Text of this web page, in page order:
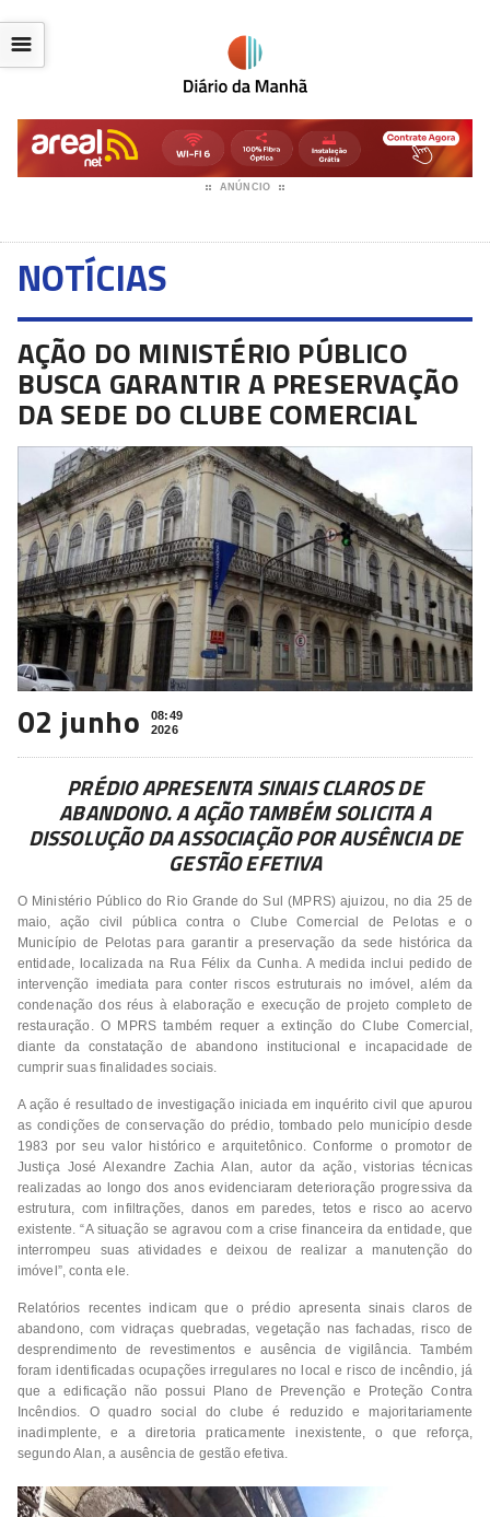
ANÚNCIO
☰
NOTÍCIAS
AÇÃO DO MINISTÉRIO PÚBLICO
BUSCA GARANTIR A PRESERVAÇÃO
DA SEDE DO CLUBE COMERCIAL
02 junho
08:49
2026
PRÉDIO APRESENTA SINAIS CLAROS DE
ABANDONO. A AÇÃO TAMBÉM SOLICITA A
DISSOLUÇÃO DA ASSOCIAÇÃO POR AUSÊNCIA DE
GESTÃO EFETIVA
O Ministério Público do Rio Grande do Sul (MPRS) ajuizou, no dia 25 de
maio, ação civil pública contra o Clube Comercial de Pelotas e o
Município de Pelotas para garantir a preservação da sede histórica da
entidade, localizada na Rua Félix da Cunha. A medida inclui pedido de
intervenção imediata para conter riscos estruturais no imóvel, além da
condenação dos réus à elaboração e execução de projeto completo de
restauração. O MPRS também requer a extinção do Clube Comercial,
diante da constatação de abandono institucional e incapacidade de
cumprir suas finalidades sociais.
A ação é resultado de investigação iniciada em inquérito civil que apurou
as condições de conservação do prédio, tombado pelo município desde
1983 por seu valor histórico e arquitetônico. Conforme o promotor de
Justiça José Alexandre Zachia Alan, autor da ação, vistorias técnicas
realizadas ao longo dos anos evidenciaram deterioração progressiva da
estrutura, com infiltrações, danos em paredes, tetos e risco ao acervo
existente. “A situação se agravou com a crise financeira da entidade, que
interrompeu suas atividades e deixou de realizar a manutenção do
imóvel”, conta ele.
Relatórios recentes indicam que o prédio apresenta sinais claros de
abandono, com vidraças quebradas, vegetação nas fachadas, risco de
desprendimento de revestimentos e ausência de vigilância. Também
foram identificadas ocupações irregulares no local e risco de incêndio, já
que a edificação não possui Plano de Prevenção e Proteção Contra
Incêndios. O quadro social do clube é reduzido e majoritariamente
inadimplente, e a diretoria praticamente inexistente, o que reforça,
segundo Alan, a ausência de gestão efetiva.